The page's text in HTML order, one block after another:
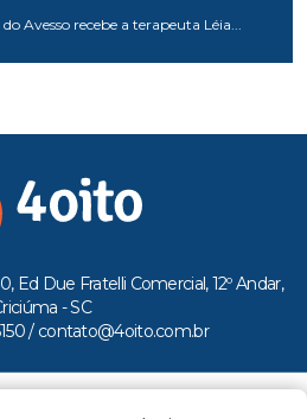
Avesso recebe a terapeuta Léia...
Ed Due Fratelli Comercial, 12º Andar,
- SC
/ contato@4oito.com.br